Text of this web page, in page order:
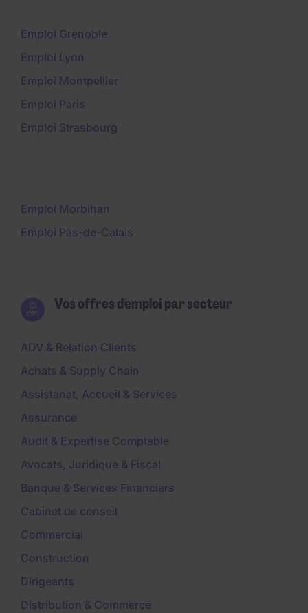
Emploi Grenoble
Emploi Lyon
Emploi Montpellier
Emploi Paris
Emploi Strasbourg
Emploi Morbihan
Emploi Pas-de-Calais
Vos offres d'emploi par secteur
ADV & Relation Clients
Achats & Supply Chain
Assistanat, Accueil & Services
Assurance
Audit & Expertise Comptable
Avocats, Juridique & Fiscal
Banque & Services Financiers
Cabinet de conseil
Commercial
Construction
Dirigeants
Distribution & Commerce